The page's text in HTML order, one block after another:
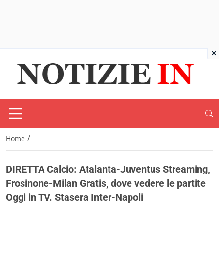
Home /
DIRETTA Calcio: Atalanta-Juventus Streaming,
Frosinone-Milan Gratis, dove vedere le partite
Oggi in TV. Stasera Inter-Napoli
×